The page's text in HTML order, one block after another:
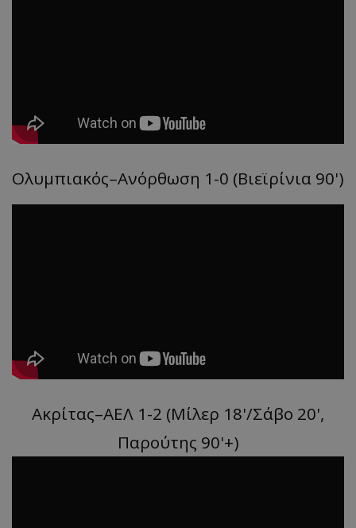
Ολυμπιακός–Ανόρθωση 1-0 (Βιεϊρίνια 90')
Ακρίτας–ΑΕΛ 1-2 (Μίλερ 18'/Σάβο 20',
Παρούτης 90'+)